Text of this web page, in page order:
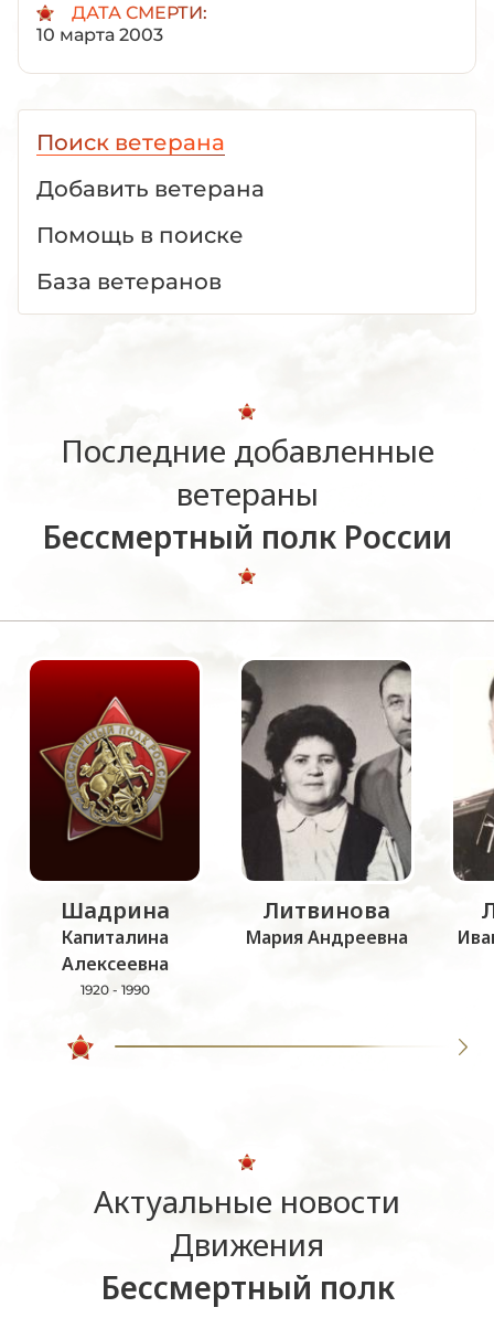
ДАТА СМЕРТИ:
10 марта 2003
Поиск ветерана
Добавить ветерана
Помощь в поиске
База ветеранов
Последние добавленные
ветераны
Бессмертный полк России
Шадрина
Капиталина
Алексеевна
1920 - 1990
Литвинова
Мария Андреевна
Актуальные новости
Движения
Бессмертный полк